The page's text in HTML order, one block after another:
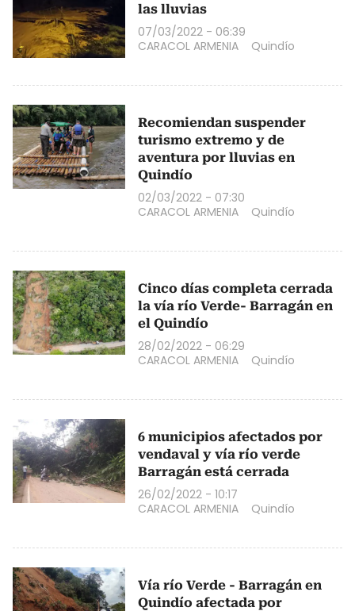
las lluvias
07/03/2022 - 06:39
CARACOL ARMENIA
Quindío
Recomiendan suspender
turismo extremo y de
aventura por lluvias en
Quindío
02/03/2022 - 07:30
CARACOL ARMENIA
Quindío
Cinco días completa cerrada
la vía río Verde- Barragán en
el Quindío
28/02/2022 - 06:29
CARACOL ARMENIA
Quindío
6 municipios afectados por
vendaval y vía río verde
Barragán está cerrada
26/02/2022 - 10:17
CARACOL ARMENIA
Quindío
Vía río Verde - Barragán en
Quindío afectada por